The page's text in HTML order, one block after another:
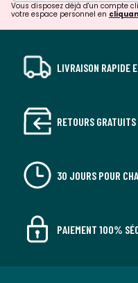
Vous disposez déjà d'un compte
votre espace personnel en
LIVRAISON RAPIDE
RETOURS
30 JOURS POUR
PAIEMENT 100%